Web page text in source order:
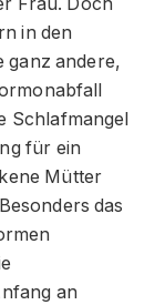
in den
ganz andere,
Schlafmangel
für ein
Mütter
das
an